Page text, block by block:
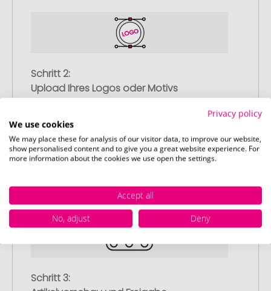
Schritt 2:
Upload Ihres Logos oder Motivs
Bestellabschlussseite (Checkout) Ihr Logo
oder Motiv hoch und schließen Sie Ihre
Bestellung ab. Falls Sie gerade keine
passende Datei zur Verfügung haben,
Schritt 3:
Privacy policy
We use cookies
We may place these for analysis of our visitor data, to improve our website,
show personalised content and to give you a great website experience. For
more information about the cookies we use open the settings.
Accept all
No, adjust
Deny